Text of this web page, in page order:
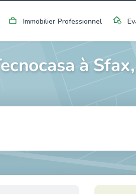
Immobilier Professionnel
à